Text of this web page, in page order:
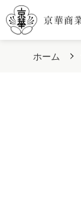
ホーム